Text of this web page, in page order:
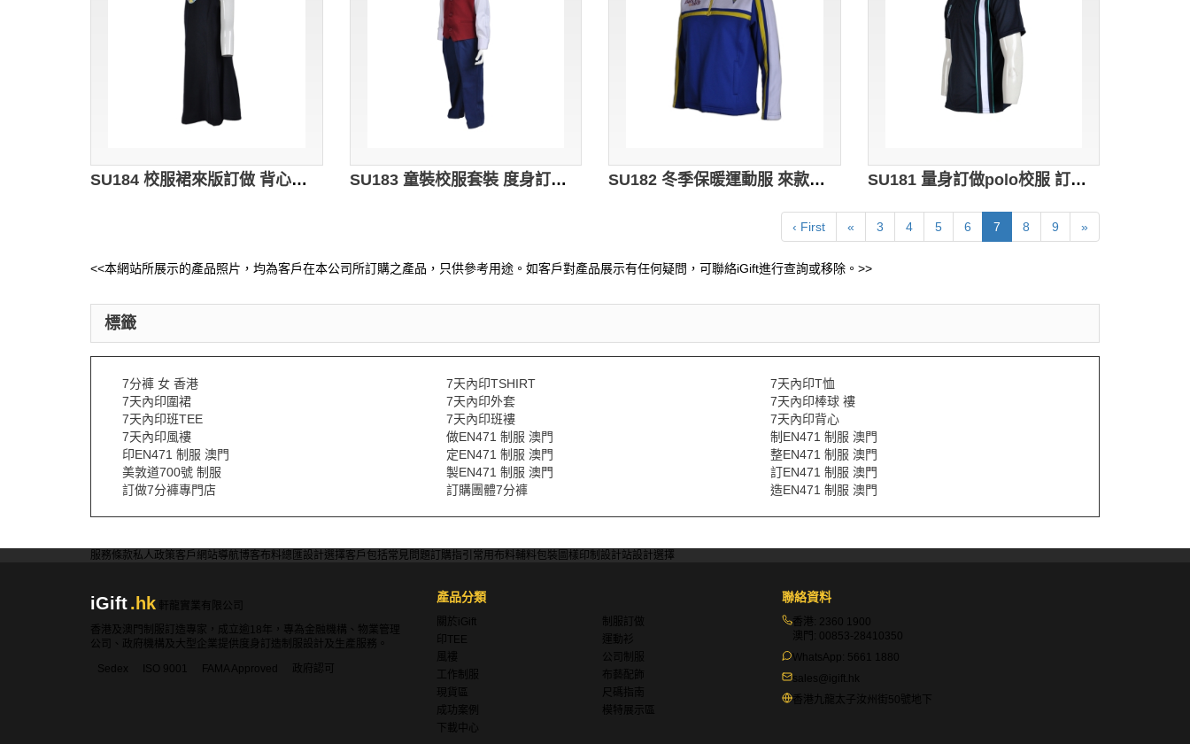
SU184 校服裙來版訂做 背心長款校服裙 繡花Logo背心裙 小學幼兒園校服設計 校服製造商 SU183 童裝校服套裝 度身訂製 小學三件套校服 套裝禮服設計選擇 校服供應商 SU182 冬季保暖運動服 來款訂造 團體繡花運動外套 校服運動服選擇 校服運動服製造商 SU181 量身訂做polo校服 訂購學校制服 自製制服中心 學校制服專門店HK
‹ First « 3 4 5 6 7 8 9 »
<<本網站所展示的產品照片，均為客戶在本公司所訂購之產品，只供參考用途。如客戶對產品展示有任何疑問，可聯絡iGift進行查詢或移除。>>
標籤
7分褲 女 香港 7天內印TSHIRT
7天內印T恤
7天內印圍裙
7天內印外套
7天內印棒球 褸
7天內印班TEE
7天內印班褸
7天內印背心
7天內印風褸
做EN471 制服 澳門
制EN471 制服 澳門
印EN471 制服 澳門
定EN471 制服 澳門
整EN471 制服 澳門
美敦道700號 制服
製EN471 制服 澳門
訂EN471 制服 澳門
訂做7分褲專門店
訂購團體7分褲 造EN471 制服 澳門
服務條款私人政策客戶 網站導航博客布料總匯設計選擇客戶包括常見問題訂購指引 常用布料輔料包裝 圖樣印制 設計站設計選擇
iGift.hk
軒龍實業有限公司
香港及澳門制服訂造專家，成立逾18年，專為金融機構、物業管理
公司、政府機構及大型企業提供度身訂造制服設計及生產服務。
Sedex
ISO 9001 FAMA Approved 政府認可
產品分類
關於iGift
制服訂做
印TEE
運動衫
風褸
公司制服
工作制服
布藝配飾
現貨區
尺碼指南
成功案例
模特展示區
下載中心
聯絡資料
香港: 2360 1900
澳門: 00853-28410350
WhatsApp: 5661 1880
sales@igift.hk
香港九龍太子汝州街50號地下